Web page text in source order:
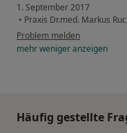
1. September 2017
• Praxis Dr.med. Markus
Problem melden
mehrwenigeranzeigen
Häufig gestellte